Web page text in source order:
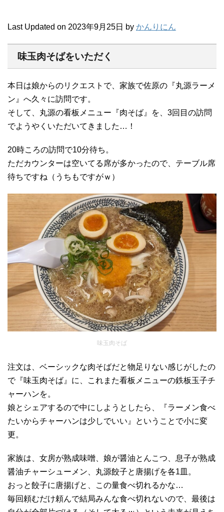
Last Updated on 2023年9月25日 by かんりにん
味玉肉そばをいただく
本日は娘からのリクエストで、家族で佐原の『丸源ラーメ
ン』へ久々に訪問です。
そして、丸源の看板メニュー『肉そば』を、3回目の訪問
でようやくいただいてきました…！
20時ころの訪問で10分待ち。
ただカウンターは空いてる席が多かったので、テーブル席
待ちですね（うちもですがｗ）
味玉肉そば
注文は、ベーシックな肉そばだと物足りない感じがしたの
で『味玉肉そば』に、これまた看板メニューの鉄板玉子チ
ャーハンを。
娘とシェアするので中にしようとしたら、『ラーメン食べ
たいからチャーハンは少しでいい』ということで小に変
更。
家族は、女房が熟成味噌、娘が醤油とんこつ、息子が熟成
醤油チャーシューメン、丸源餃子と唐揚げを各1皿。
おっと餃子に唐揚げと、この量食べ切れるかな…
毎回頼むだけ頼んで結局みんな食べ切れないので、最後は